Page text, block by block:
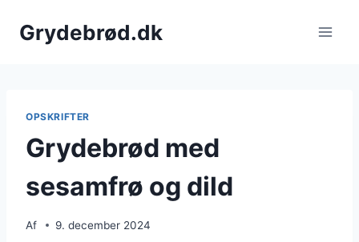
Grydebrød.dk
OPSKRIFTER
Grydebrød med
sesamfrø og dild
Af 9. december 2024